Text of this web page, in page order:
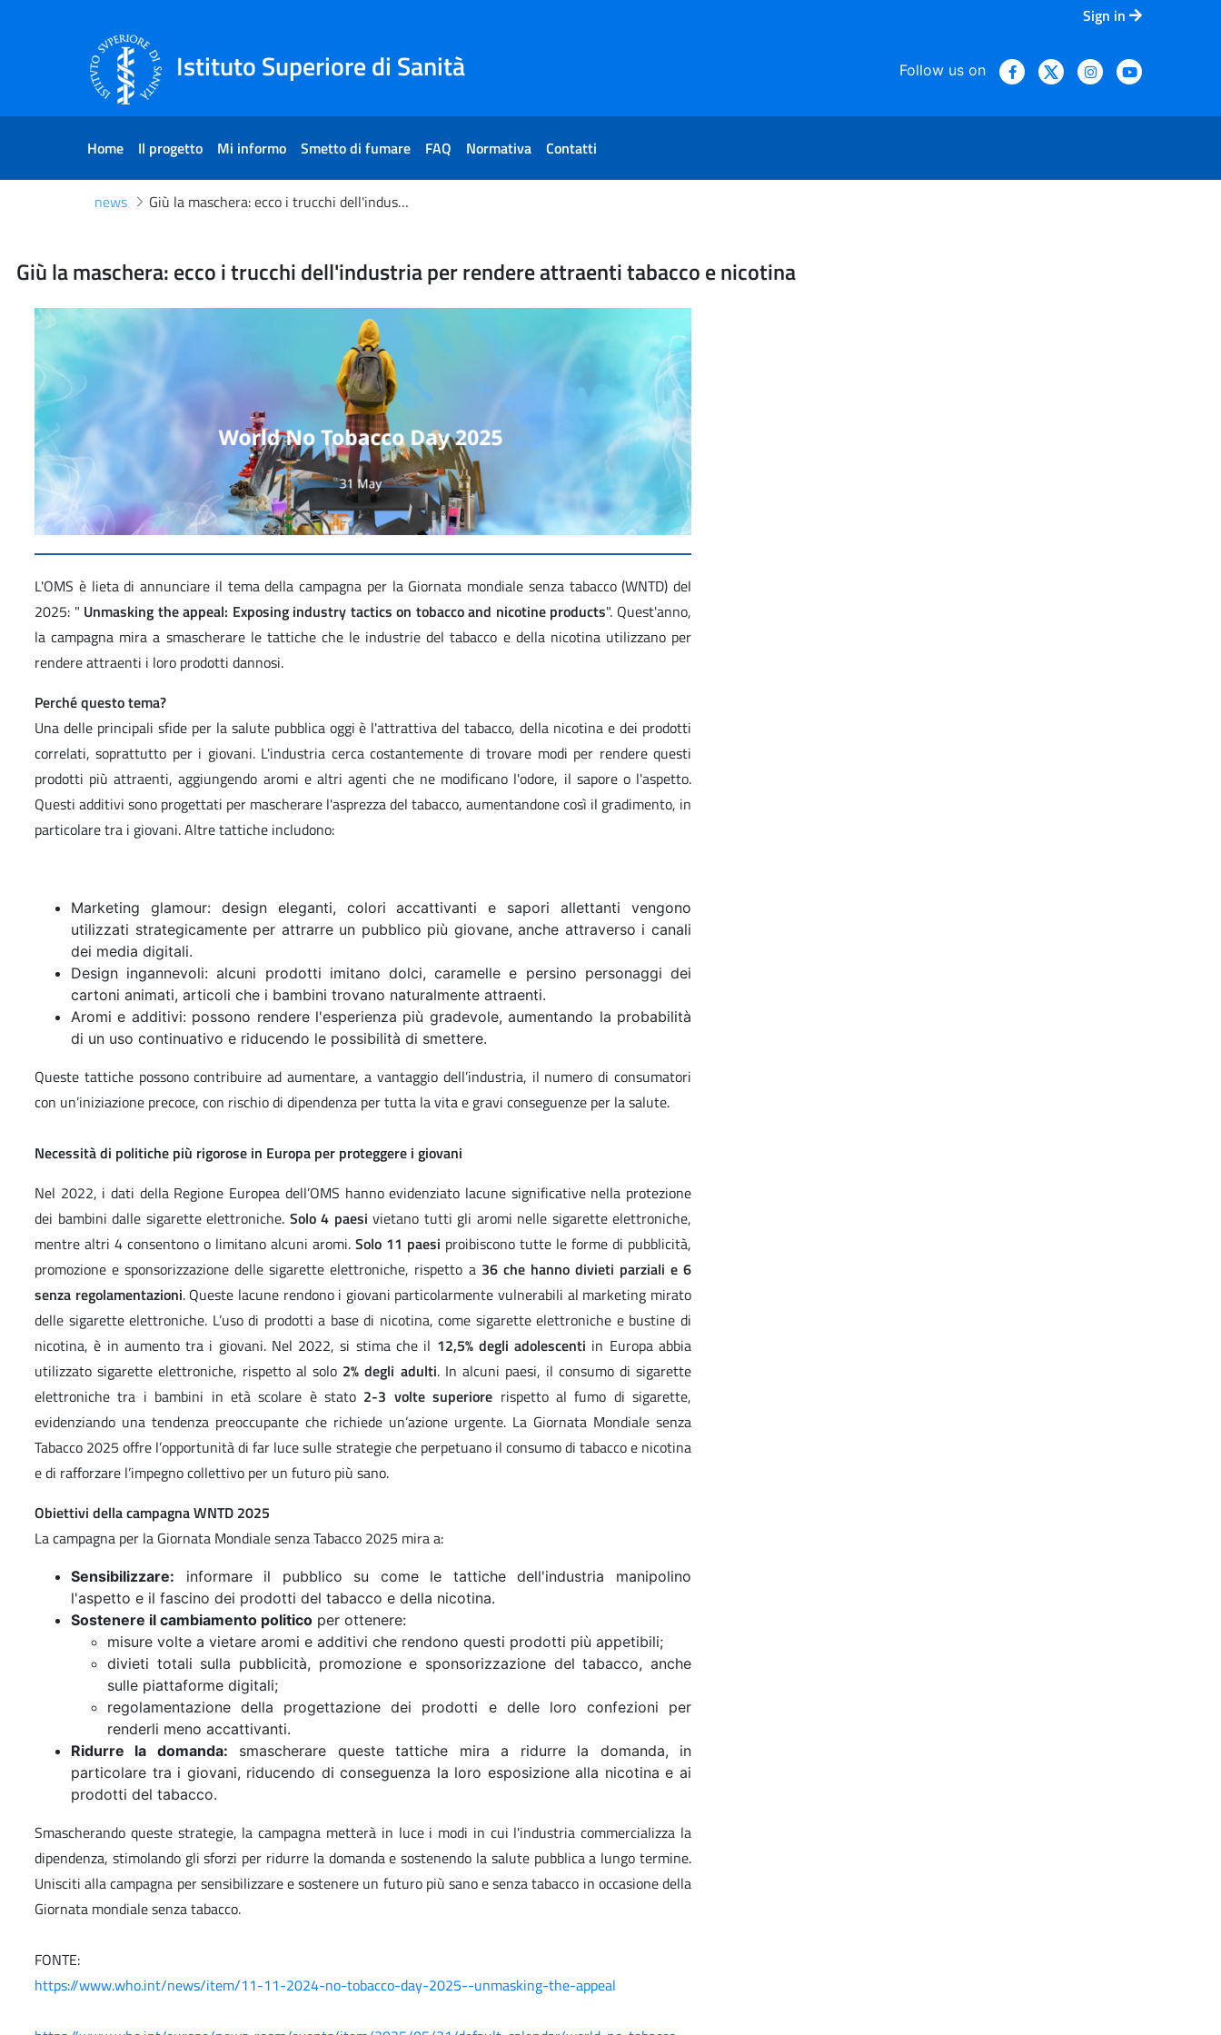
Sign in
Istituto Superiore di Sanità Follow us on
Home Il progetto Mi informo Smetto di fumare FAQ Normativa Contatti
news Giù la maschera: ecco i trucchi dell'industria per rendere attraenti tabacco e nicotina
Giù la maschera: ecco i trucchi dell'industria per rendere attraenti tabacco e
Giù la maschera: ecco i trucchi dell'industria per rendere attraenti tabacco e nicotina
L'OMS è lieta di annunciare il tema della campagna per la Giornata mondiale senza tabacco (WNTD) del
2025: " Unmasking the appeal: Exposing industry tactics on tobacco and nicotine products". Quest'anno,
la campagna mira a smascherare le tattiche che le industrie del tabacco e della nicotina utilizzano per
rendere attraenti i loro prodotti dannosi.
Perché questo tema?
Una delle principali sfide per la salute pubblica oggi è l'attrattiva del tabacco, della nicotina e dei prodotti
correlati, soprattutto per i giovani. L'industria cerca costantemente di trovare modi per rendere questi
prodotti più attraenti, aggiungendo aromi e altri agenti che ne modificano l'odore, il sapore o l'aspetto.
Questi additivi sono progettati per mascherare l'asprezza del tabacco, aumentandone così il gradimento, in
particolare tra i giovani. Altre tattiche includono:
Marketing glamour: design eleganti, colori accattivanti e sapori allettanti vengono
utilizzati strategicamente per attrarre un pubblico più giovane, anche attraverso i canali
dei media digitali.
Design ingannevoli: alcuni prodotti imitano dolci, caramelle e persino personaggi dei
cartoni animati, articoli che i bambini trovano naturalmente attraenti.
Aromi e additivi: possono rendere l'esperienza più gradevole, aumentando la probabilità
di un uso continuativo e riducendo le possibilità di smettere.
Queste tattiche possono contribuire ad aumentare, a vantaggio dell’industria, il numero di consumatori
con un’iniziazione precoce, con rischio di dipendenza per tutta la vita e gravi conseguenze per la salute.
Necessità di politiche più rigorose in Europa per proteggere i giovani
Nel 2022, i dati della Regione Europea dell’OMS hanno evidenziato lacune significative nella protezione
dei bambini dalle sigarette elettroniche. Solo 4 paesi vietano tutti gli aromi nelle sigarette elettroniche,
mentre altri 4 consentono o limitano alcuni aromi. Solo 11 paesi proibiscono tutte le forme di pubblicità,
promozione e sponsorizzazione delle sigarette elettroniche, rispetto a 36 che hanno divieti parziali e 6
senza regolamentazioni. Queste lacune rendono i giovani particolarmente vulnerabili al marketing mirato
delle sigarette elettroniche. L’uso di prodotti a base di nicotina, come sigarette elettroniche e bustine di
nicotina, è in aumento tra i giovani. Nel 2022, si stima che il 12,5% degli adolescenti in Europa abbia
utilizzato sigarette elettroniche, rispetto al solo 2% degli adulti. In alcuni paesi, il consumo di sigarette
elettroniche tra i bambini in età scolare è stato 2-3 volte superiore rispetto al fumo di sigarette,
evidenziando una tendenza preoccupante che richiede un’azione urgente. La Giornata Mondiale senza
Tabacco 2025 offre l’opportunità di far luce sulle strategie che perpetuano il consumo di tabacco e nicotina
e di rafforzare l’impegno collettivo per un futuro più sano.
Obiettivi della campagna WNTD 2025
La campagna per la Giornata Mondiale senza Tabacco 2025 mira a:
Sensibilizzare: informare il pubblico su come le tattiche dell'industria manipolino
l'aspetto e il fascino dei prodotti del tabacco e della nicotina.
Sostenere il cambiamento politico per ottenere:
misure volte a vietare aromi e additivi che rendono questi prodotti più appetibili;
divieti totali sulla pubblicità, promozione e sponsorizzazione del tabacco, anche
sulle piattaforme digitali;
regolamentazione della progettazione dei prodotti e delle loro confezioni per
renderli meno accattivanti.
Ridurre la domanda: smascherare queste tattiche mira a ridurre la domanda, in
particolare tra i giovani, riducendo di conseguenza la loro esposizione alla nicotina e ai
prodotti del tabacco.
Smascherando queste strategie, la campagna metterà in luce i modi in cui l'industria commercializza la
dipendenza, stimolando gli sforzi per ridurre la domanda e sostenendo la salute pubblica a lungo termine.
Unisciti alla campagna per sensibilizzare e sostenere un futuro più sano e senza tabacco in occasione della
Giornata mondiale senza tabacco.
FONTE:
https://www.who.int/news/item/11-11-2024-no-tobacco-day-2025--unmasking-the-appeal